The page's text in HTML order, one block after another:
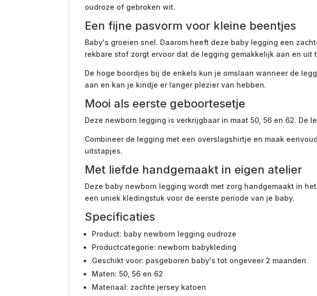
oudroze of gebroken wit.
Een fijne pasvorm voor kleine beentjes
Baby's groeien snel. Daarom heeft deze baby legging een
rekbare stof zorgt ervoor dat de legging gemakkelijk aan en uit
De hoge boordjes bij de enkels kun je omslaan wanneer de
aan en kan je kindje er langer plezier van hebben.
Mooi als eerste geboortesetje
Deze newborn legging is verkrijgbaar in maat 50, 56 en 62.
Combineer de legging met een overslagshirtje en maak
uitstapjes.
Met liefde handgemaakt in eigen atelier
Deze baby newborn legging wordt met zorg handgemaakt in
een uniek kledingstuk voor de eerste periode van je baby.
Specificaties
Product: baby newborn legging oudroze
Productcategorie: newborn babykleding
Geschikt voor: pasgeboren baby's tot ongeveer 2 maanden
Maten: 50, 56 en 62
Materiaal: zachte jersey katoen